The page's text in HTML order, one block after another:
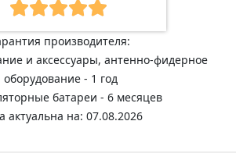
производителя:
и аксессуары, антенно-фидерное
оборудование - 1 год
батареи - 6 месяцев
актуальна на: 07.08.2026